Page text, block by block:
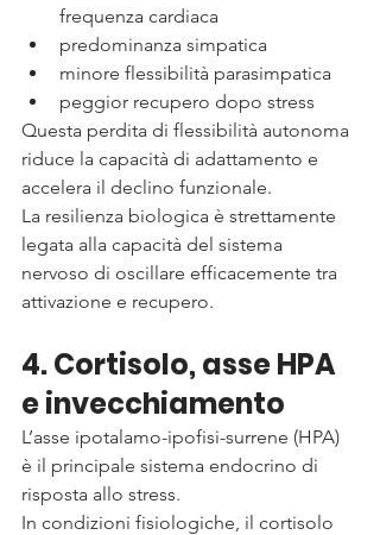
frequenza cardiaca
predominanza simpatica
minore flessibilità parasimpatica
peggior recupero dopo stress
Questa perdita di flessibilità autonoma
riduce la capacità di adattamento e
accelera il declino funzionale.
La resilienza biologica è strettamente
legata alla capacità del sistema
nervoso di oscillare efficacemente tra
attivazione e recupero.
4. Cortisolo, asse HPA
e invecchiamento
L’asse ipotalamo-ipofisi-surrene (HPA)
è il principale sistema endocrino di
risposta allo stress.
In condizioni fisiologiche, il cortisolo